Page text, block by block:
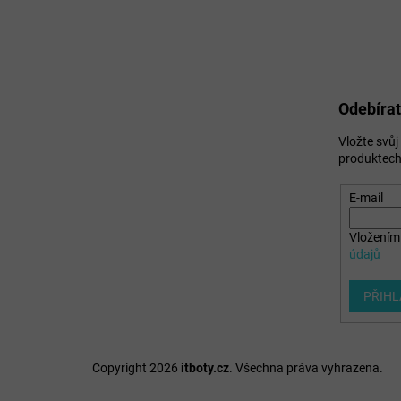
Vložte
E-mail
údajů
Copyright 2026 itboty.cz. Všechna práva vyhrazena.